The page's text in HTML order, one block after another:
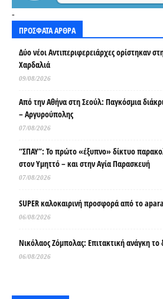
-
ΠΡΟΣΦΑΤΑ ΑΡΘΡΑ
Δύο νέοι Αντιπεριφερειάρχες ορίστηκαν
Χαρδαλιά
09/08/2026
Από την Αθήνα στη Σεούλ: Παγκόσμια
– Αργυρούπολης
07/08/2026
“ΣΠΑΥ”: Το πρώτο «έξυπνο» δίκτυο
στον Υμηττό – και στην Αγία Παρασκευή
07/08/2026
SUPER καλοκαιρινή προσφορά από το
06/08/2026
Νικόλαος Ζόμπολας: Επιτακτική ανάγκη
06/08/2026